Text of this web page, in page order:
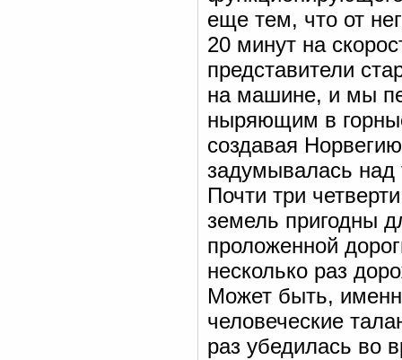
еще тем, что от
20 минут на
представители
на машине, и мы
ныряющим в
создавая
задумывалась
Почти три
земель пригодны
проложенной
несколько раз
Может быть,
человеческие
раз убедилась во